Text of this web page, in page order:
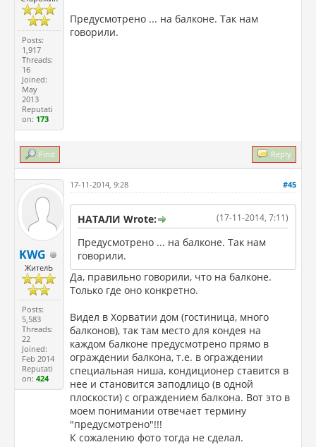
Posts:
1,917
Threads:
16
Joined:
May
2013
Reputati
on: 173
Предусмотрено ... на балконе. Так нам
говорили.
Find Reply
KWG
ЖителЬ
Posts:
5,583
Threads:
22
Joined:
Feb 2014
Reputati
on:424
#45
17-11-2014, 9:28
(17-11-2014, 7:11)
НАТАЛИ Wrote:
Предусмотрено ... на балконе. Так нам
говорили.
Да, правильно говорили, что на балконе.
Только где оно конкретно.
Видел в Хорватии дом (гостиница, много
балконов), так там место для кондея на
каждом балконе предусмотрено прямо в
ограждении балкона, т.е. в ограждении
специальная ниша, кондиционер ставится в
нее и становится заподлицо (в одной
плоскости) с ограждением балкона. Вот это в
моем понимании отвечает термину
"предусмотрено"!!!
К сожалению фото тогда не сделал.